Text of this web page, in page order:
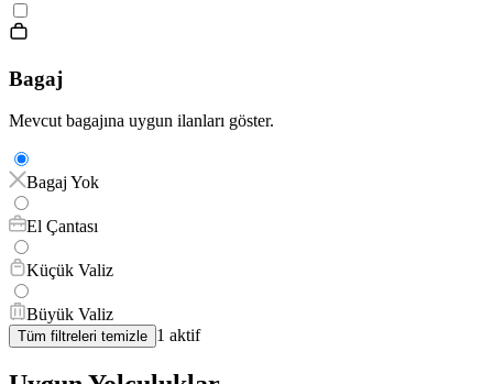
Bagaj
Mevcut bagajına uygun ilanları göster.
Bagaj Yok
El Çantası
Küçük Valiz
Büyük Valiz
Tüm filtreleri temizle 1 aktif